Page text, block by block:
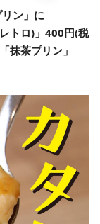
ン」 に
トロ)」400円(税
抹茶プリン」